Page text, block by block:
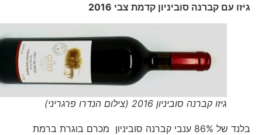
גיזו עם קברנה סוביניון קדמת צבי 2016
גיזו קברנה סוביניון 2016 (צילום הנדרו פרגריני)
בלנד של 86% ענבי קברנה סוביניון מכרם בוגרת ברמת